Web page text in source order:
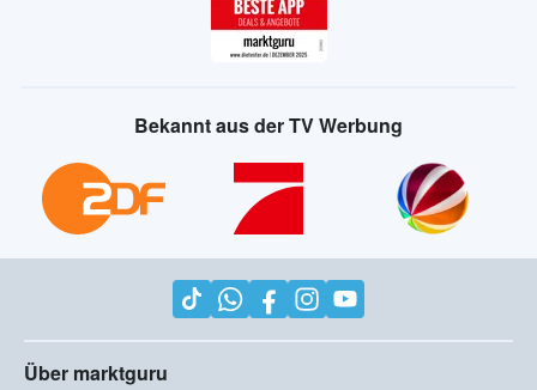
Bekannt aus der TV Werbung
Über marktguru